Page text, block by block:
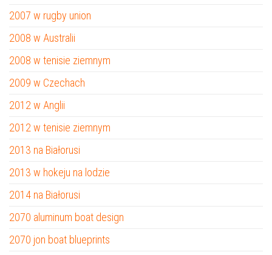
2007 w rugby union
2008 w Australii
2008 w tenisie ziemnym
2009 w Czechach
2012 w Anglii
2012 w tenisie ziemnym
2013 na Białorusi
2013 w hokeju na lodzie
2014 na Białorusi
2070 aluminum boat design
2070 jon boat blueprints